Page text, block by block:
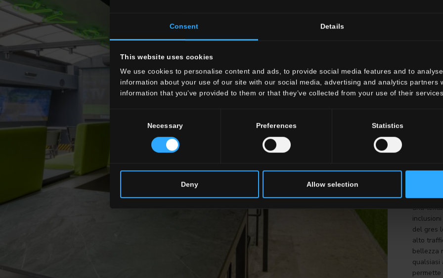
Consent Details
This website uses cookies
We use cookies to personalise content and ads, to provide social media features and to
information about your use of our site with our social media, advertising and analytics partners
information that you’ve provided to them or that they’ve collected from your use of their
Necessary Preferences Statistics
Deny Allow selection
Il
cuore
la
un
perfetto
è stata
scelti
per
sportiva
La
pietra
design,
una
del gres
alto
bellezza
qualsiasi